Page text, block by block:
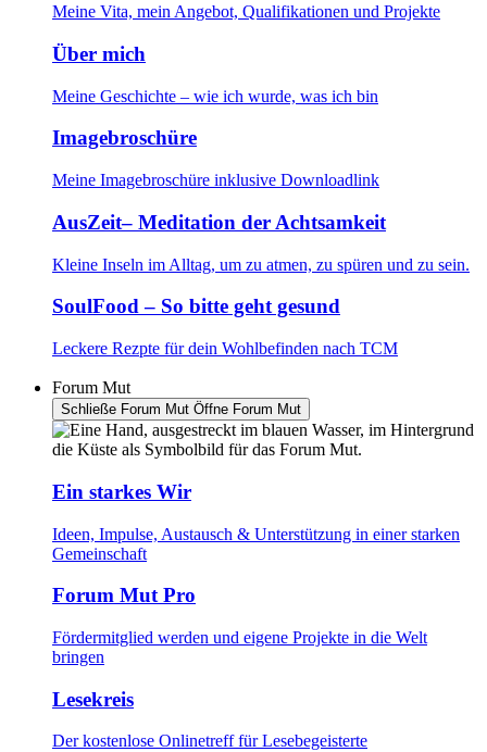
Meine Vita, mein Angebot, Qualifikationen und Projekte
Über mich
Meine Geschichte – wie ich wurde, was ich bin
Imagebroschüre
Meine Imagebroschüre inklusive Downloadlink
AusZeit– Meditation der Achtsamkeit
Kleine Inseln im Alltag, um zu atmen, zu spüren und zu sein.
SoulFood – So bitte geht gesund
Leckere Rezpte für dein Wohlbefinden nach TCM
Forum Mut
Schließe Forum Mut Öffne Forum Mut
Ein starkes Wir
Ideen, Impulse, Austausch & Unterstützung in einer starken
Gemeinschaft
Forum Mut Pro
Fördermitglied werden und eigene Projekte in die Welt
bringen
Lesekreis
Der kostenlose Onlinetreff für Lesebegeisterte